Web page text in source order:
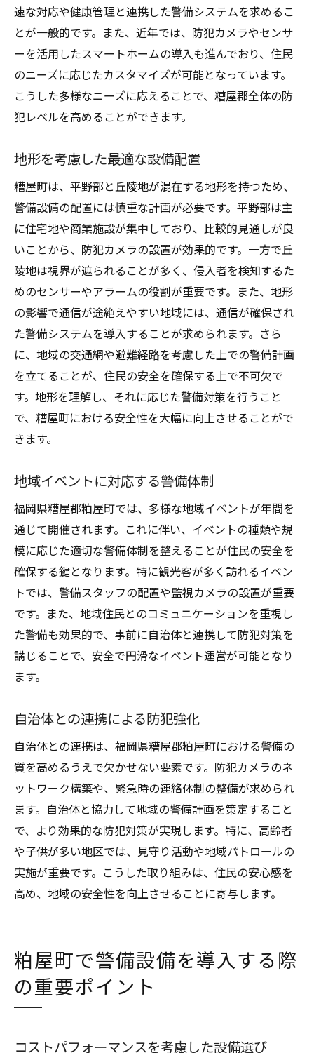
地域事情を考慮した先進技術の実装
持続可能なエネルギー利用と警備設備
地域密着型警備システムの導入メリットを徹底
解説
粕屋町での地域密着型警備の重要性
地元企業との協力体制の構築
地域事情を反映した迅速な対応
地域特化型サービスの提供
長期的視点での防犯体制の強化
住民の安全を守る最適な警備設備の選定方法
住民の意見を反映した設備選び
リスク評価に基づく設備導入計画
警備設備導入の成功事例紹介
予算に合った最適な設備選定
地域ごとの防犯ニーズに応じた提案
警備業者とのコミュニケーションの重要性
警備設備選びで押さえておくべき地域特有の要
点
地形特性を考慮した防犯プラン
地域文化に配慮した設備デザイン
災害時の対応を考慮した設備選定
地域住民の生活様式に合わせた提案
季節ごとの犯罪傾向に対応する方法
速な対応や健康管理と連携した警備システムを求めるこ
とが一般的です。また、近年では、防犯カメラやセンサ
ーを活用したスマートホームの導入も進んでおり、住民
のニーズに応じたカスタマイズが可能となっています。
こうした多様なニーズに応えることで、糟屋郡全体の防
犯レベルを高めることができます。
地形を考慮した最適な設備配置
糟屋町は、平野部と丘陵地が混在する地形を持つため、
警備設備の配置には慎重な計画が必要です。平野部は主
に住宅地や商業施設が集中しており、比較的見通しが良
いことから、防犯カメラの設置が効果的です。一方で丘
陵地は視界が遮られることが多く、侵入者を検知するた
めのセンサーやアラームの役割が重要です。また、地形
の影響で通信が途絶えやすい地域には、通信が確保され
た警備システムを導入することが求められます。さら
に、地域の交通網や避難経路を考慮した上での警備計画
を立てることが、住民の安全を確保する上で不可欠で
す。地形を理解し、それに応じた警備対策を行うこと
で、糟屋町における安全性を大幅に向上させることがで
きます。
地域イベントに対応する警備体制
福岡県糟屋郡粕屋町では、多様な地域イベントが年間を
通じて開催されます。これに伴い、イベントの種類や規
模に応じた適切な警備体制を整えることが住民の安全を
確保する鍵となります。特に観光客が多く訪れるイベン
トでは、警備スタッフの配置や監視カメラの設置が重要
です。また、地域住民とのコミュニケーションを重視し
た警備も効果的で、事前に自治体と連携して防犯対策を
講じることで、安全で円滑なイベント運営が可能となり
ます。
自治体との連携による防犯強化
自治体との連携は、福岡県糟屋郡粕屋町における警備の
質を高めるうえで欠かせない要素です。防犯カメラのネ
ットワーク構築や、緊急時の連絡体制の整備が求められ
ます。自治体と協力して地域の警備計画を策定すること
で、より効果的な防犯対策が実現します。特に、高齢者
や子供が多い地区では、見守り活動や地域パトロールの
実施が重要です。こうした取り組みは、住民の安心感を
高め、地域の安全性を向上させることに寄与します。
粕屋町で警備設備を導入する際
の重要ポイント
コストパフォーマンスを考慮した設備選び